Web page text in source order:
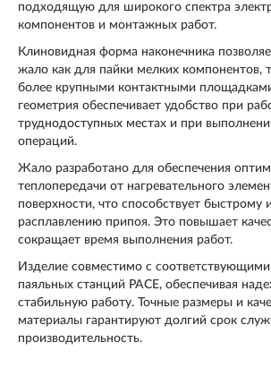
подходящую для широкого спектра
компонентов и монтажных работ.
Клиновидная форма наконечника
жало как для пайки мелких компонентов,
более крупными контактными
геометрия обеспечивает удобство при
труднодоступных местах и при
операций.
Жало разработано для обеспечения
теплопередачи от нагревательного
поверхности, что способствует быстрому
расплавлению припоя. Это повышает
сокращает время выполнения работ.
Изделие совместимо с
паяльных станций PACE, обеспечивая
стабильную работу. Точные размеры и
материалы гарантируют долгий срок
производительность.